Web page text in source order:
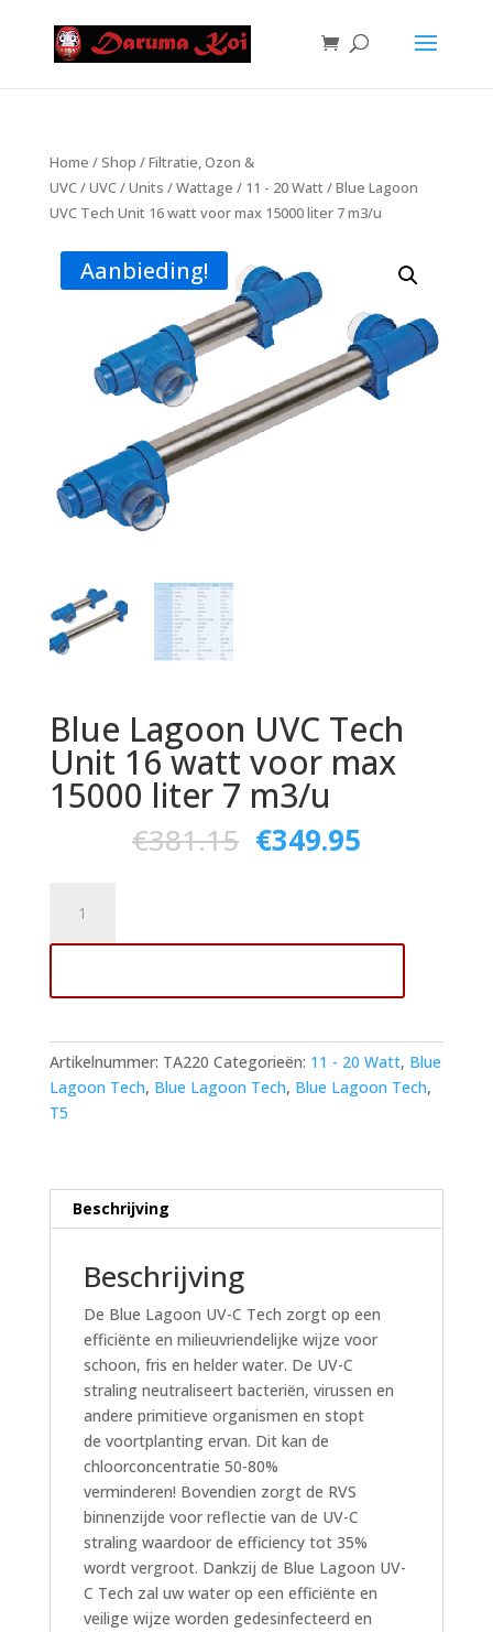
Home /Shop /Filtratie, Ozon &
UVC/UVC/Units /Wattage / 11 - 20 Watt/ Blue Lagoon
UVC Tech Unit 16 watt voor max 15000 liter 7 m3/u
Aanbieding!
Blue Lagoon UVC Tech
Unit 16 watt voor max
15000 liter 7 m3/u
€381.15 €349.95
Lagoon
UVC
Unit
watt
voor
max
15000
m3/u
aantal
Artikelnummer: TA220 Categorieën: 11 - 20 Watt, Blue
Lagoon Tech, Blue Lagoon Tech, Blue Lagoon Tech,
T5
Beschrijving
Beschrijving
De Blue Lagoon UV-C Tech zorgt op een
efficiënte en milieuvriendelijke wijze voor
schoon, fris en helder water. De UV-C
straling neutraliseert bacteriën, virussen en
andere primitieve organismen en stopt
de voortplanting ervan. Dit kan de
chloorconcentratie 50-80%
verminderen! Bovendien zorgt de RVS
binnenzijde voor reflectie van de UV-C
straling waardoor de efficiency tot 35%
wordt vergroot. Dankzij de Blue Lagoon UV-
C Tech zal uw water op een efficiënte en
veilige wijze worden gedesinfecteerd en